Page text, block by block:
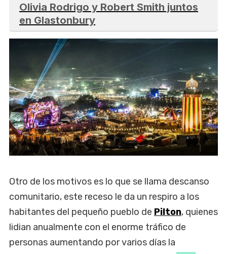
Olivia Rodrigo y Robert Smith juntos
en Glastonbury
Otro de los motivos es lo que se llama descanso
comunitario, este receso le da un respiro a los
habitantes del pequeño pueblo de Pilton, quienes
lidian anualmente con el enorme tráfico de
personas aumentando por varios días la